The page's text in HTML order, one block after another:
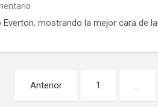
mostrando la mejor cara de la
Anterior 1 …